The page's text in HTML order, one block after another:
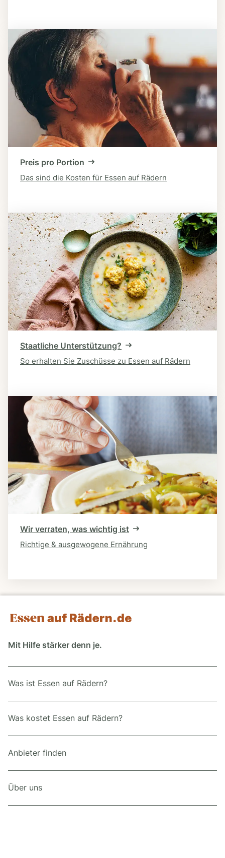
Preis pro Portion
Das sind die Kosten für Essen auf Rädern
Staatliche Unterstützung?
So erhalten Sie Zuschüsse zu Essen auf Rädern
Wir verraten, was wichtig ist
Richtige & ausgewogene Ernährung
Mit Hilfe stärker denn je.
Was ist Essen auf Rädern?
Was kostet Essen auf Rädern?
Anbieter finden
Über uns